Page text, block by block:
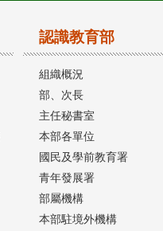
認識教育部
組織概況
部、次長
主任秘書室
本部各單位
國民及學前教育署
青年發展署
部屬機構
本部駐境外機構